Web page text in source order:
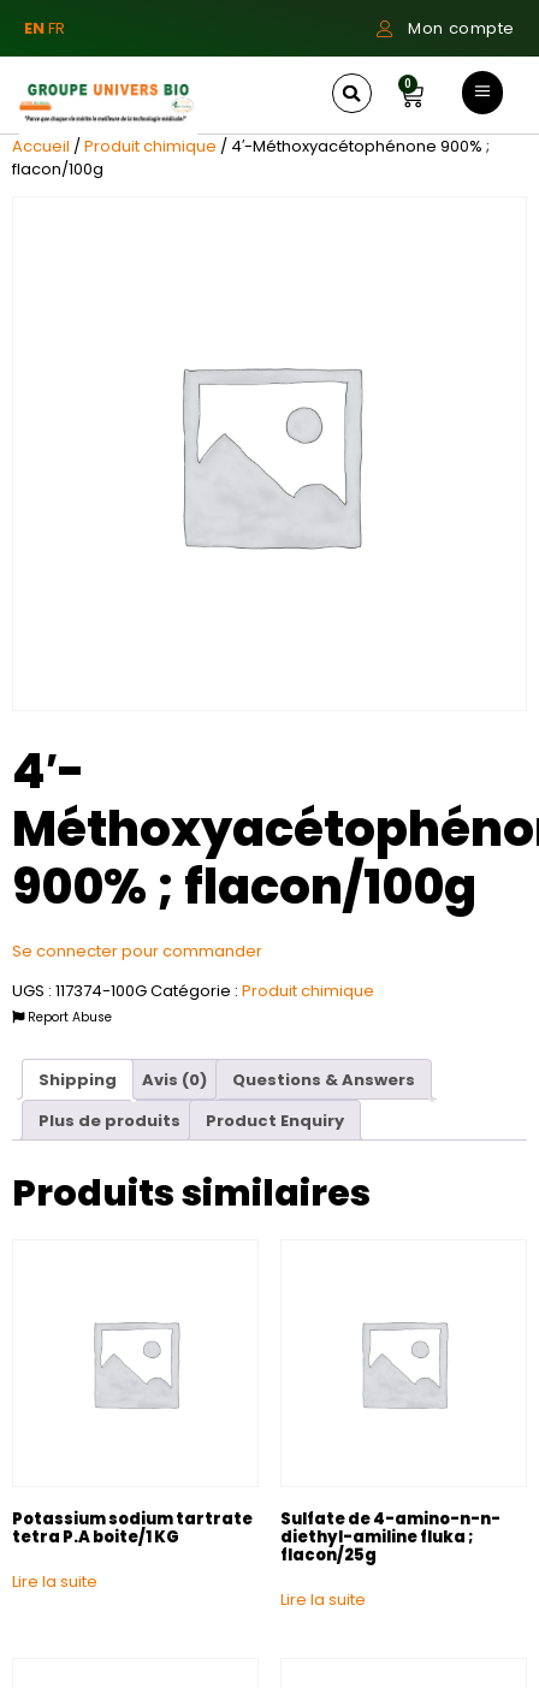
ENFR Mon compte
0
Accueil /Produit chimique / 4′-Méthoxyacétophénone 900% ;
flacon/100g
4′-
900% ; flacon/100g
Se connecter pour commander
UGS : 117374-100GCatégorie : Produit chimique
Report Abuse
Shipping Avis (0)
Questions & Answers
Plus de produits
Product Enquiry
Produits similaires
Potassium sodium tartrate
tetra P.A boite/1 KG
Lire la suite
Sulfate de 4-amino-n-n-
diethyl-amiline fluka ;
flacon/25g
Lire la suite